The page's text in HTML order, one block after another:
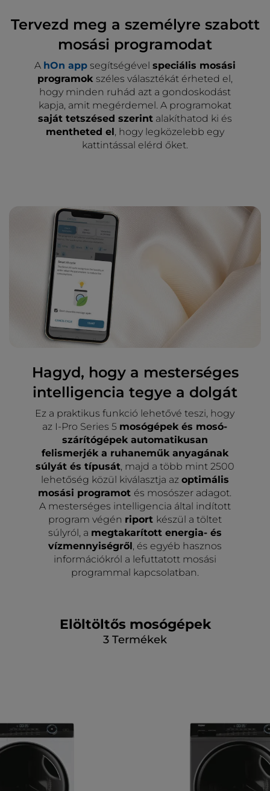
Tervezd meg a személyre szabott
mosási programodat
A hOn appsegítségével speciális mosási
programok széles választékát érheted el,
hogy minden ruhád azt a gondoskodást
kapja, amit megérdemel. A programokat
saját tetszésed szerintalakíthatod ki és
mentheted el, hogy legközelebb egy
kattintással elérd őket.
Hagyd, hogy a mesterséges
intelligencia tegye a dolgát
Ez a praktikus funkció lehetővé teszi, hogy
az I-Pro Series 5 mosógépek és mosó-
szárítógépek automatikusan
felismerjék a ruhaneműk anyagának
súlyát és típusát, majd a több mint 2500
lehetőség közül kiválasztja az optimális
mosási programot és mosószer adagot.
A mesterséges intelligencia által indított
program végén riport készül a töltet
súlyról, a megtakarított energia- és
vízmennyiségről, és egyéb hasznos
információkról a lefuttatott mosási
programmal kapcsolatban.
Elöltöltős mosógépek
3 Termékek